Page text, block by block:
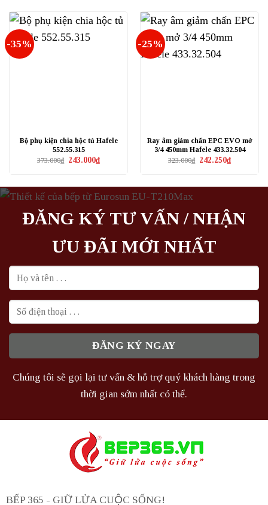
-35%
Bộ phụ kiện chia hộc tủ Hafele
552.55.315
373.000₫ Giá
243.000₫Giá
hiện
243.000₫.
-25%
Ray âm giảm chấn EPC EVO mở
3/4 450mm Hafele 433.32.504
323.000₫ Giá
242.250₫Giá
hiện
242.250₫.
ĐĂNG KÝ TƯ VẤN / NHẬN
ƯU ĐÃI MỚI NHẤT
Chúng tôi sẽ gọi lại tư vấn & hỗ trợ quý khách hàng trong
thời gian sớm nhất có thể.
BẾP 365 - GIỮ LỬA CUỘC SỐNG!